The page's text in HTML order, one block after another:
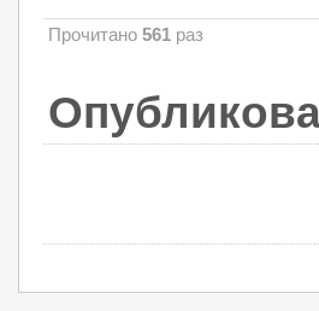
Прочитано 561 раз